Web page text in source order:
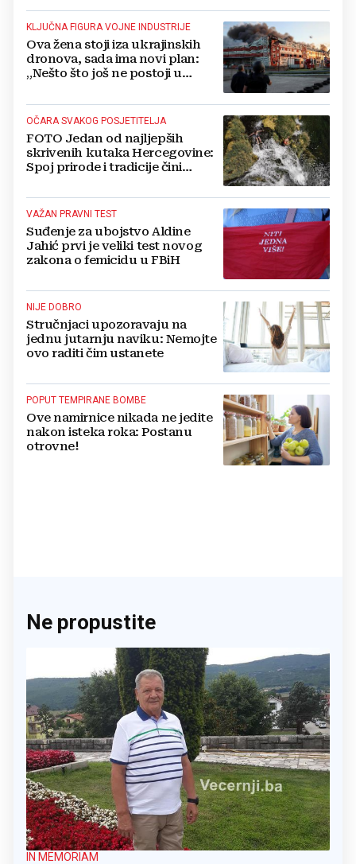
KLJUČNA FIGURA VOJNE INDUSTRIJE
Ova žena stoji iza ukrajinskih
dronova, sada ima novi plan:
„Nešto što još ne postoji u
OČARA SVAKOG POSJETITELJA
FOTO Jedan od najljepših
skrivenih kutaka Hercegovine:
Spoj prirode i tradicije čini
destinacijom
VAŽAN PRAVNI TEST
Suđenje za ubojstvo Aldine
Jahić prvi je veliki test novog
zakona o femicidu u FBiH
NIJE DOBRO
Stručnjaci upozoravaju na
jednu jutarnju naviku: Nemojte
ovo raditi čim ustanete
POPUT TEMPIRANE BOMBE
Ove namirnice nikada ne jedite
nakon isteka roka: Postanu
otrovne!
Ne propustite
IN MEMORIAM